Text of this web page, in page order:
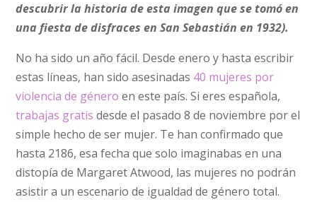
descubrir la historia de esta imagen que se tomó en
una fiesta de disfraces en San Sebastián en 1932).
No ha sido un año fácil. Desde enero y hasta escribir
estas líneas, han sido asesinadas 40 mujeres por
violencia de género en este país. Si eres española,
trabajas gratis desde el pasado 8 de noviembre por el
simple hecho de ser mujer. Te han confirmado que
hasta 2186, esa fecha que solo imaginabas en una
distopía de Margaret Atwood, las mujeres no podrán
asistir a un escenario de igualdad de género total.